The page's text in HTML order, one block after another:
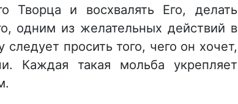
Творца и восхвалять Его, делать
одним из желательных действий в
просить того, чего он хочет,
Каждая такая мольба укрепляет